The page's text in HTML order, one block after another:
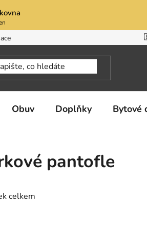
Obuv Doplňky Bytové
pantofle
celkem